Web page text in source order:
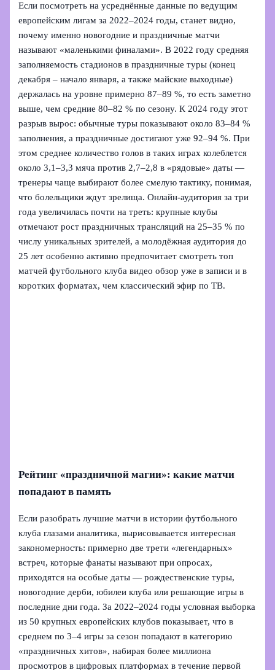
Если посмотреть на усреднённые данные по ведущим
европейским лигам за 2022–2024 годы, станет видно,
почему именно новогодние и праздничные матчи
называют «маленькими финалами». В 2022 году средняя
заполняемость стадионов в праздничные туры (конец
декабря – начало января, а также майские выходные)
держалась на уровне примерно 87–89 %, то есть заметно
выше, чем средние 80–82 % по сезону. К 2024 году этот
разрыв вырос: обычные туры показывают около 83–84 %
заполнения, а праздничные достигают уже 92–94 %. При
этом среднее количество голов в таких играх колеблется
около 3,1–3,3 мяча против 2,7–2,8 в «рядовые» даты —
тренеры чаще выбирают более смелую тактику, понимая,
что болельщики ждут зрелища. Онлайн-аудитория за три
года увеличилась почти на треть: крупные клубы
отмечают рост праздничных трансляций на 25–35 % по
числу уникальных зрителей, а молодёжная аудитория до
25 лет особенно активно предпочитает смотреть топ
матчей футбольного клуба видео обзор уже в записи и в
коротких форматах, чем классический эфир по ТВ.
Рейтинг «праздничной магии»: какие матчи
попадают в память
Если разобрать лучшие матчи в истории футбольного
клуба глазами аналитика, вырисовывается интересная
закономерность: примерно две трети «легендарных»
встреч, которые фанаты называют при опросах,
приходятся на особые даты — рождественские туры,
новогодние дерби, юбилеи клуба или решающие игры в
последние дни года. За 2022–2024 годы условная выборка
из 50 крупных европейских клубов показывает, что в
среднем по 3–4 игры за сезон попадают в категорию
«праздничных хитов», набирая более миллиона
просмотров в цифровых платформах в течение первой